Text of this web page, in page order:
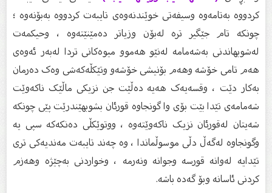
کردووە بەتامەوە وسیفەتی خوێندنەوەی تایبەت کردووە بەبۆنەوە ؛
چونکە تام جێگیر ترە لەبۆن وزیاتر دەمێنێتەوە ، وحیکمەت
لەشوبهاندنی بەشەمامە لەنێو هەموو میوەکانی تردا لەبەر ئەوەی
هەم تامی خۆشە وهەم بۆنیشی خۆشەو وتێکڵەکەشی وەک دەرمان
بەکار دێت ، وقسەیەک هەیە دەڵێت جن نزیکی ماڵێک ناکەوێت
شەمامەی تێدا بێت بۆی وا گونجاوە قورئان بشوبهێندرێت پێی چونکە
شەیتان لەقورئان نزیک ناکەوێتەوە ، ووتوێکڵی دەنکەکە سپی یە
وگونجاوە لەگەڵ دڵی موسوڵماندا ، وە چەند تایبەت مەندیەکی تری
تێدایه لەوانە قورسە وجوانە ونەرمە ، وخواردنی بەچێژە وهەزم
کردنی ئاسانە وبۆ گەدە باشە.